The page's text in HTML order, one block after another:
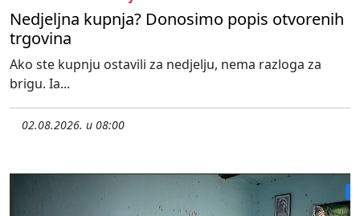
Nedjeljna kupnja? Donosimo popis otvorenih
trgovina
Ako ste kupnju ostavili za nedjelju, nema razloga za
brigu. Ia...
02.08.2026. u 08:00